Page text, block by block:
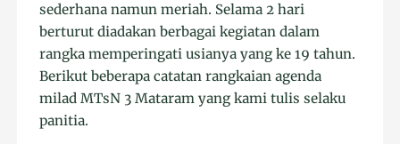
sederhana namun meriah. Selama 2 hari
berturut diadakan berbagai kegiatan dalam
rangka memperingati usianya yang ke 19 tahun.
Berikut beberapa catatan rangkaian agenda
milad MTsN 3 Mataram yang kami tulis selaku
panitia.